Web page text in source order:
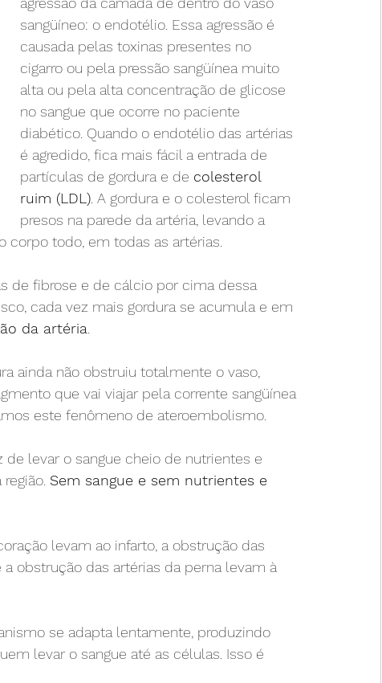
sangüíneo: o endotélio. Essa agressão é
causada pelas toxinas presentes no
cigarro ou pela pressão sangüínea muito
alta ou pela alta concentração de glicose
no sangue que ocorre no paciente
diabético. Quando o endotélio das artérias
é agredido, fica mais fácil a entrada de
partículas de gordura e de colesterol
ruim (LDL) . A gordura e o colesterol ficam
presos na parede da artéria, levando a
corpo todo, em todas as artérias.
de fibrose e de cálcio por cima dessa
cada vez mais gordura se acumula e em
da artéria
ainda não obstruiu totalmente o vaso,
que vai viajar pela corrente sangüínea
este fenômeno de ateroembolismo.
levar o sangue cheio de nutrientes e
Sem sangue e sem nutrientes e
levam ao infarto, a obstrução das
obstrução das artérias da perna levam à
se adapta lentamente, produzindo
levar o sangue até as células. Isso é